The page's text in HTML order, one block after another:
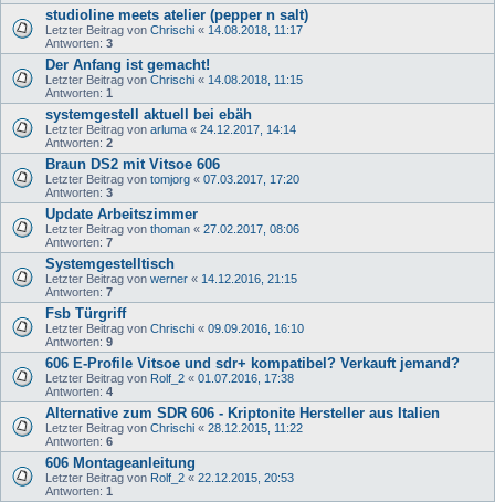
studioline meets atelier (pepper n salt)
Letzter Beitrag von Chrischi « 14.08.2018, 11:17
Antworten: 3
Der Anfang ist gemacht!
Letzter Beitrag von Chrischi « 14.08.2018, 11:15
Antworten: 1
systemgestell aktuell bei ebäh
Letzter Beitrag von arluma « 24.12.2017, 14:14
Antworten: 2
Braun DS2 mit Vitsoe 606
Letzter Beitrag von tomjorg « 07.03.2017, 17:20
Antworten: 3
Update Arbeitszimmer
Letzter Beitrag von thoman « 27.02.2017, 08:06
Antworten: 7
Systemgestelltisch
Letzter Beitrag von werner « 14.12.2016, 21:15
Antworten: 7
Fsb Türgriff
Letzter Beitrag von Chrischi « 09.09.2016, 16:10
Antworten: 9
606 E-Profile Vitsoe und sdr+ kompatibel? Verkauft jemand?
Letzter Beitrag von Rolf_2 « 01.07.2016, 17:38
Antworten: 4
Alternative zum SDR 606 - Kriptonite Hersteller aus Italien
Letzter Beitrag von Chrischi « 28.12.2015, 11:22
Antworten: 6
606 Montageanleitung
Letzter Beitrag von Rolf_2 « 22.12.2015, 20:53
Antworten: 1